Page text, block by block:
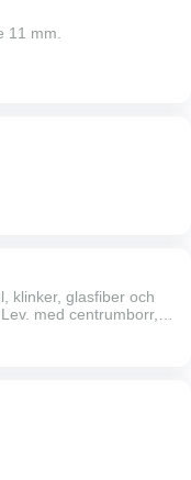
11 mm.
klinker, glasfiber och
med centrumborr,